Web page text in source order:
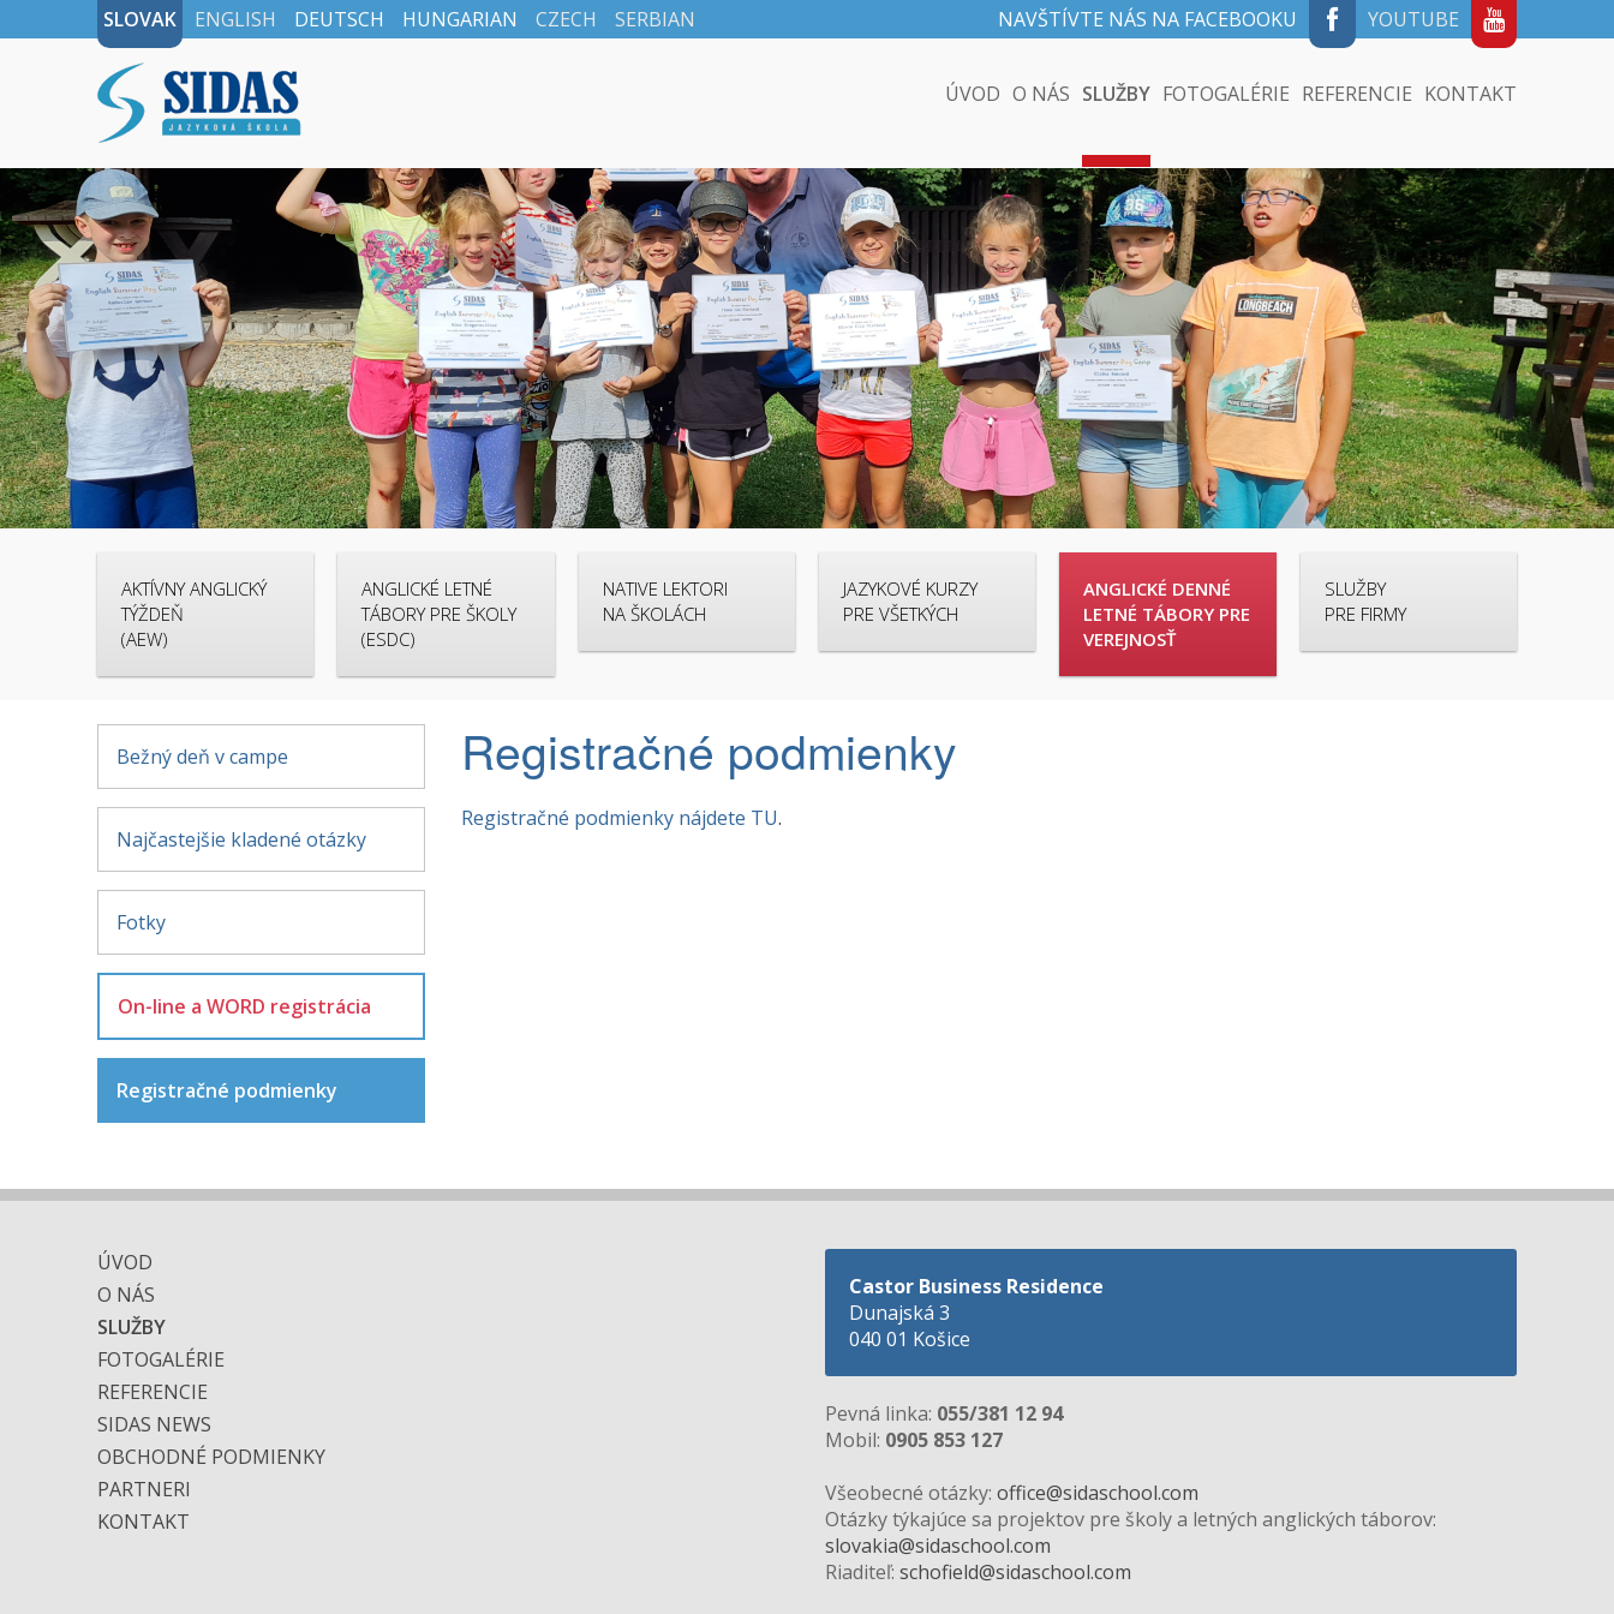
SLOVAK ENGLISH DEUTSCH HUNGARIAN CZECH SERBIAN YOUTUBE
NAVŠTÍVTE NÁS NA FACEBOOKU
KONTAKT
REFERENCIE
FOTOGALÉRIE
SLUŽBY
O NÁS
ÚVOD
AKTÍVNY ANGLICKÝ
TÝŽDEŇ
(AEW)
ANGLICKÉ LETNÉ
TÁBORY PRE ŠKOLY
(ESDC)
NATIVE LEKTORI
NA ŠKOLÁCH
JAZYKOVÉ KURZY
PRE VŠETKÝCH
ANGLICKÉ DENNÉ
LETNÉ TÁBORY PRE
VEREJNOSŤ
SLUŽBY
PRE FIRMY
Bežný deň v campe
Najčastejšie kladené otázky
Fotky
On-line a WORD registrácia
Registračné podmienky
Registračné podmienky
Registračné podmienky nájdete TU.
ÚVOD
O NÁS
SLUŽBY
FOTOGALÉRIE
REFERENCIE
SIDAS NEWS
OBCHODNÉ PODMIENKY
PARTNERI
KONTAKT
Castor Business Residence
Dunajská 3
040 01 Košice
Pevná linka: 055/381 12 94
Mobil: 0905 853 127
Všeobecné otázky: office@sidaschool.com
Otázky týkajúce sa projektov pre školy a letných anglických táborov:
slovakia@sidaschool.com
Riaditeľ: schofield@sidaschool.com